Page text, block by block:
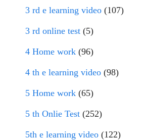
3 rd e learning video (107)
3 rd online test (5)
4 Home work (96)
4 th e learning video (98)
5 Home work (65)
5 th Onlie Test (252)
5th e learning video (122)